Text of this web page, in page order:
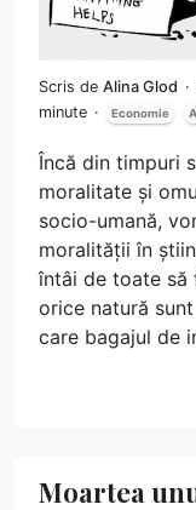
Scris de Alina Glod
minute
Economie
Încă din timpuri
moralitate și
socio-umană,
moralității în
întâi de toate să
orice natură
care bagajul de
Moartea